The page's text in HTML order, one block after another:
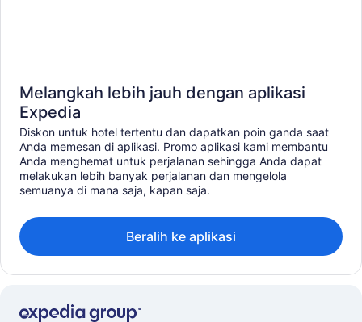
Melangkah lebih jauh dengan aplikasi
Expedia
Diskon untuk hotel tertentu dan dapatkan poin ganda saat
Anda memesan di aplikasi. Promo aplikasi kami membantu
Anda menghemat untuk perjalanan sehingga Anda dapat
melakukan lebih banyak perjalanan dan mengelola
semuanya di mana saja, kapan saja.
Beralih ke aplikasi